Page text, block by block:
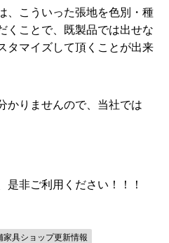
、こういった張地を色別・種
くことで、既製品では出せな
タマイズして頂くことが出来
かりませんので、当社では
是非ご利用ください！！！
家具ショップ更新情報